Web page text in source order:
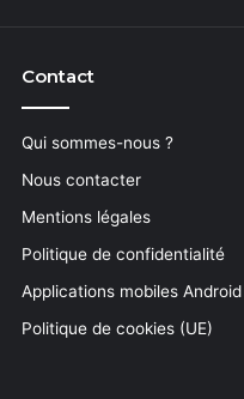
Contact
Qui sommes-nous ?
Nous contacter
Mentions légales
Politique de confidentialité
Applications mobiles Android
Politique de cookies (UE)